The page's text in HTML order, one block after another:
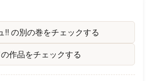
!! の別の巻をチェックする
作品をチェックする